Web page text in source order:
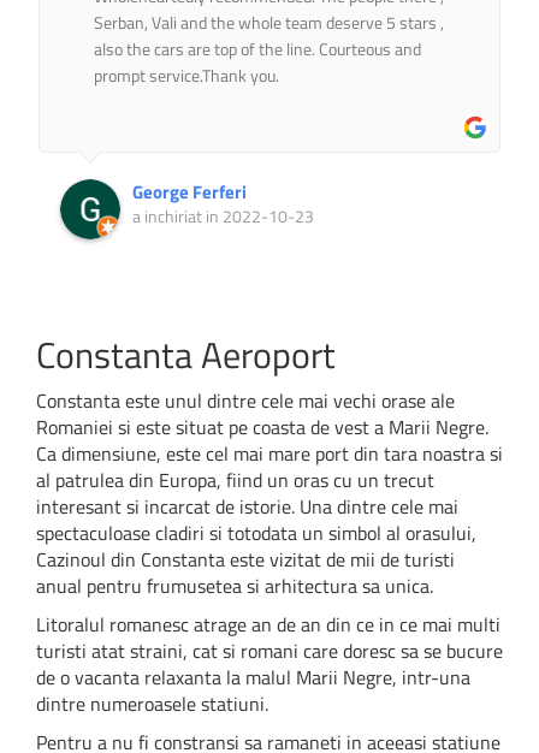
Serban, Vali and the whole team deserve 5 stars ,
also the cars are top of the line. Courteous and
prompt service.Thank you.
George Ferferi
a inchiriat in 2022-10-23
Constanta Aeroport
Constanta este unul dintre cele mai vechi orase ale
Romaniei si este situat pe coasta de vest a Marii Negre.
Ca dimensiune, este cel mai mare port din tara noastra si
al patrulea din Europa, fiind un oras cu un trecut
interesant si incarcat de istorie. Una dintre cele mai
spectaculoase cladiri si totodata un simbol al orasului,
Cazinoul din Constanta este vizitat de mii de turisti
anual pentru frumusetea si arhitectura sa unica.
Litoralul romanesc atrage an de an din ce in ce mai multi
turisti atat straini, cat si romani care doresc sa se bucure
de o vacanta relaxanta la malul Marii Negre, intr-una
dintre numeroasele statiuni.
Pentru a nu fi constransi sa ramaneti in aceeasi statiune